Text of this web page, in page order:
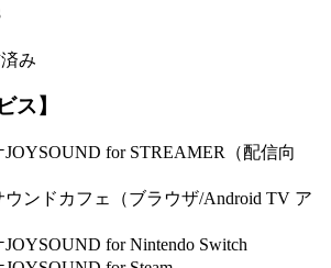
み
ス】
JOYSOUND for STREAMER（配信向
ウンドカフェ（ブラウザ/Android TV ア
for Nintendo Switch